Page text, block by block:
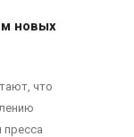
новых
что
пресса